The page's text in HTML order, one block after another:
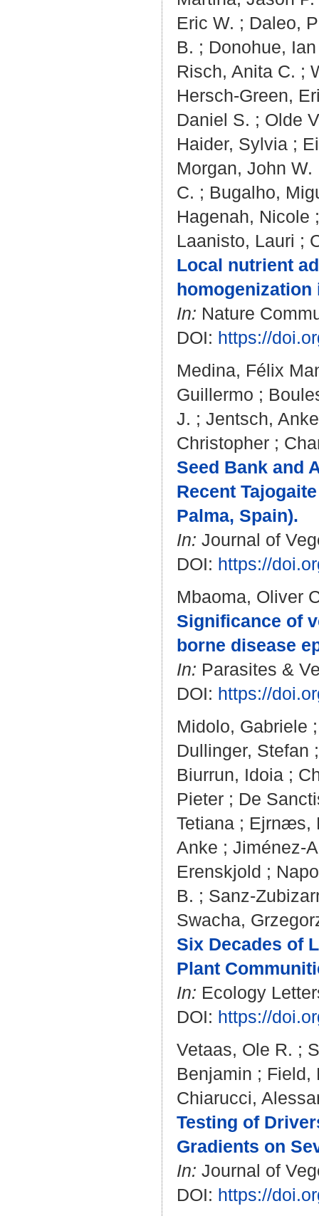
Eric W. ; Daleo,
B. ; Donohue, Ian
Risch, Anita C. ;
Hersch-Green,
Daniel S. ; Olde
Haider, Sylvia ;
Morgan, John W.
C. ; Bugalho,
Hagenah, Nicole
Laanisto, Lauri ;
Local nutrient
In: Nature
DOI: https://
Medina, Félix
Guillermo ;
J. ; Jentsch, Anke
Christopher ;
Seed Bank and
Recent
Palma, Spain).
In: Journal of
DOI: https://
Mbaoma, Oliver
Significance of
borne disease
In: Parasites &
DOI: https://
Midolo, Gabriele
Dullinger, Stefan
Biurrun, Idoia ;
Pieter ; De
Tetiana ; Ejrnæs,
Anke ; Jiménez-
Erenskjold ;
B. ; Sanz-
Swacha,
Six Decades of
Plant
In: Ecology
DOI: https://
Vetaas, Ole R. ;
Benjamin ; Field,
Chiarucci,
Testing of
Gradients on
In: Journal of
DOI: https://